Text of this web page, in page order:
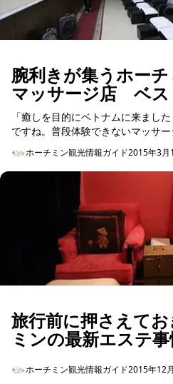
腕利きが集うホー
マッサージ店 ベス
「癒しを目的にベトナムに来まし
ですね。普段体験できないマッサ
存分満喫したい方は、今回紹介す
てはいかがですか。 ...
ホーチミン観光情報ガイド2015年3月
旅行前に押さえて
ミンの最新エステ事
ホーチミン観光情報ガイド2015年12